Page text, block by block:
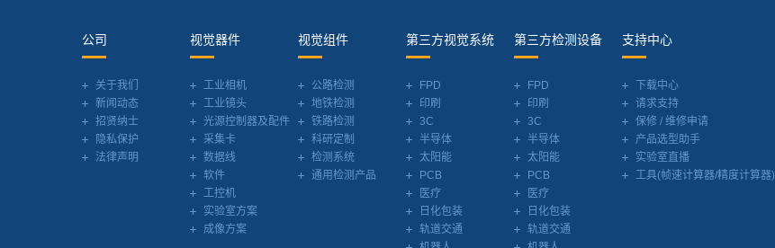
公司
关于我们
新闻动态
招贤纳士
隐私保护
法律声明
视觉器件
工业相机
工业镜头
光源控制器及配件
采集卡
数据线
软件
工控机
实验室方案
成像方案
视觉组件
公路检测
地铁检测
铁路检测
科研定制
检测系统
通用检测产品
第三方视觉系统
FPD
印刷
3C
半导体
太阳能
PCB
医疗
日化包装
轨道交通
第三方检测设备
FPD
印刷
3C
半导体
太阳能
PCB
医疗
日化包装
轨道交通
支持中心
下载中心
请求支持
保修 / 维修申请
产品选型助手
实验室直播
工具(帧速计算器/精度计算器)